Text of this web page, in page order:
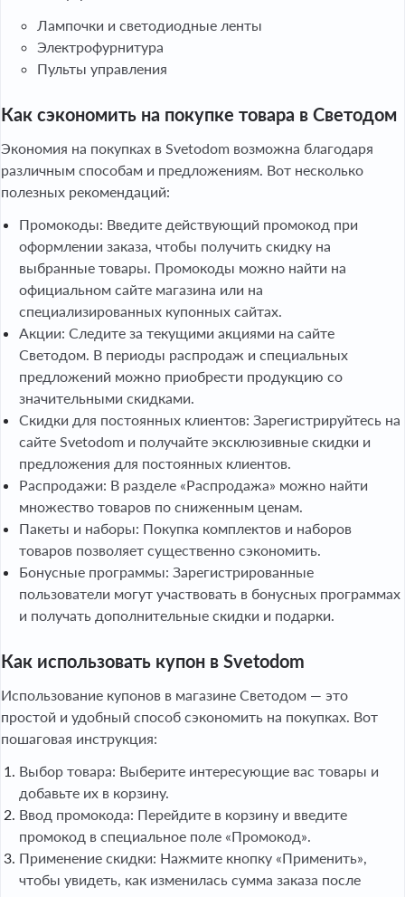
Лампочки и светодиодные ленты
Электрофурнитура
Пульты управления
Как сэкономить на покупке товара в Светодом
Экономия на покупках в Svetodom возможна благодаря
различным способам и предложениям. Вот несколько
полезных рекомендаций:
Промокоды: Введите действующий промокод при
оформлении заказа, чтобы получить скидку на
выбранные товары. Промокоды можно найти на
официальном сайте магазина или на
специализированных купонных сайтах.
Акции: Следите за текущими акциями на сайте
Светодом. В периоды распродаж и специальных
предложений можно приобрести продукцию со
значительными скидками.
Скидки для постоянных клиентов: Зарегистрируйтесь на
сайте Svetodom и получайте эксклюзивные скидки и
предложения для постоянных клиентов.
Распродажи: В разделе «Распродажа» можно найти
множество товаров по сниженным ценам.
Пакеты и наборы: Покупка комплектов и наборов
товаров позволяет существенно сэкономить.
Бонусные программы: Зарегистрированные
пользователи могут участвовать в бонусных программах
и получать дополнительные скидки и подарки.
Как использовать купон в Svetodom
Использование купонов в магазине Светодом — это
простой и удобный способ сэкономить на покупках. Вот
пошаговая инструкция:
Выбор товара: Выберите интересующие вас товары и
добавьте их в корзину.
Ввод промокода: Перейдите в корзину и введите
промокод в специальное поле «Промокод».
Применение скидки: Нажмите кнопку «Применить»,
чтобы увидеть, как изменилась сумма заказа после